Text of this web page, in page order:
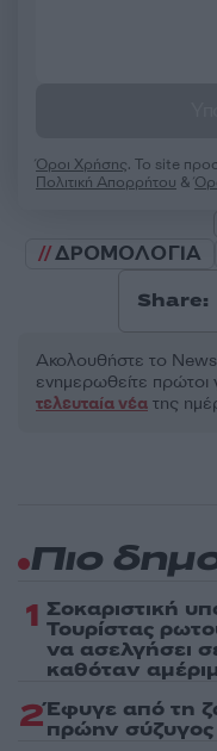
Όροι Χρήσης. Το site
Πολιτική Απορρήτου &
ΔΡΟΜΟΛΟΓΙΑ
Share:
Ακολουθήστε το
ενημερωθείτε πρώτοι
τελευταία νέα της
Πιο
1 Σοκαριστική
Τουρίστας
να ασελγήσει
καθόταν
2Έφυγε από τη
πρώην